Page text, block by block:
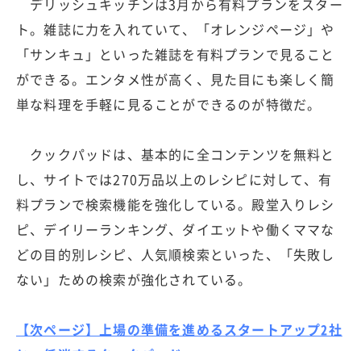
デリッシュキッチンは3月から有料プランをスター
ト。雑誌に力を入れていて、「オレンジページ」や
「サンキュ」といった雑誌を有料プランで見ること
ができる。エンタメ性が高く、見た目にも楽しく簡
単な料理を手軽に見ることができるのが特徴だ。
クックパッドは、基本的に全コンテンツを無料と
し、サイトでは270万品以上のレシピに対して、有
料プランで検索機能を強化している。殿堂入りレシ
ピ、デイリーランキング、ダイエットや働くママな
どの目的別レシピ、人気順検索といった、「失敗し
ない」ための検索が強化されている。
【次ページ】上場の準備を進めるスタートアップ2社